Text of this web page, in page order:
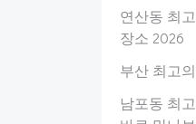
연산동 최
장소 2026
부산 최고
남포동 최